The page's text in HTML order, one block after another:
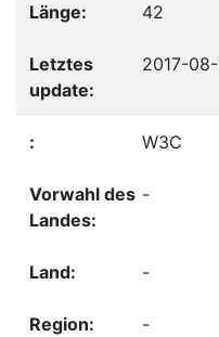
42
2017-08-
W3C
-
-
-